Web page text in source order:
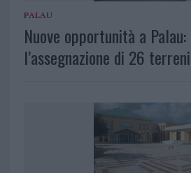
PALAU
Nuove opportunità a
l’assegnazione di 26 terreni